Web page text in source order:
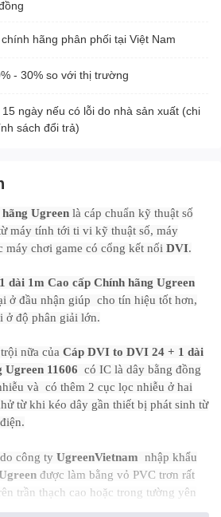
hãng phân phối tại Việt Nam
- 30% so với thị trường
ngày nếu có lỗi do nhà sản xuất (chi
sách đổi trả)
Ugreen là cáp chuẩn kỹ thuật số
máy tính tới ti vi kỹ thuật số, máy
máy chơi game có cổng kết nối DVI.
dài 1m Cao cấp Chính hãng Ugreen
ở đầu nhận giúp cho tín hiệu tốt hơn,
ở độ phân giải lớn.
nữa của Cáp DVI to DVI 24 + 1 dài
Ugreen 11606 có IC là dây bằng đồng
và có thêm 2 cục lọc nhiễu ở hai
từ khi kéo dây gần thiết bị phát sinh từ
công ty UgreenVietnam nhập khẩu
được làm bằng vỏ PVC trơn rất
trần thạch cao hoặc trong tường yên